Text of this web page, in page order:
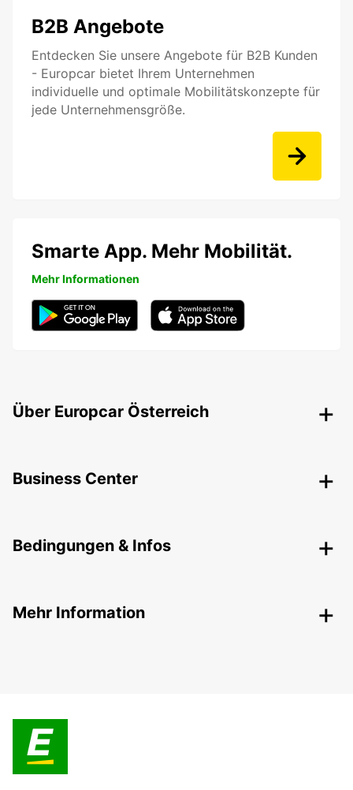
B2B Angebote
Entdecken Sie unsere Angebote für B2B Kunden
- Europcar bietet Ihrem Unternehmen
individuelle und optimale Mobilitätskonzepte für
jede Unternehmensgröße.
Smarte App. Mehr Mobilität.
Mehr Informationen
Über Europcar Österreich
Business Center
Bedingungen & Infos
Mehr Information